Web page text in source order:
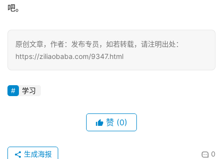
吧。
原创文章，作者：发布专员，如若转载，请注明出处：
https://ziliaobaba.com/9347.html
学习
赞 (0)
0
生成海报